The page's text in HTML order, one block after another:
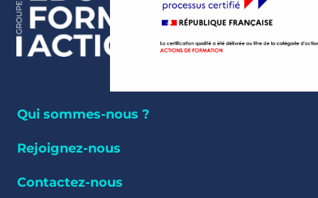
Qui sommes-nous ?
Rejoignez-nous
Contactez-nous